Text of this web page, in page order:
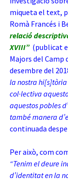
miqueta el text,
Romà Francés i
relació
XVIII” (publicat
Majors del Camp
desembre del
la nostra
col·lectiva
aquestos pobles
també manera
continuada
Per això, com
“Tenim el deure
d’identitat en la